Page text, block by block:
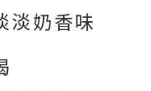
淡奶香味